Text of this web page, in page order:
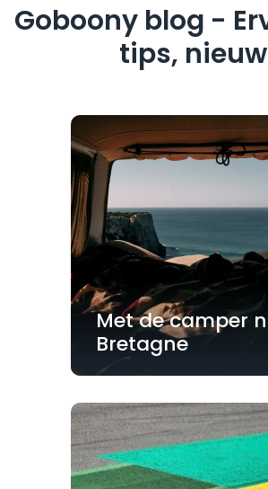
Goboony blog -
tips,
Met de camper
Bretagne